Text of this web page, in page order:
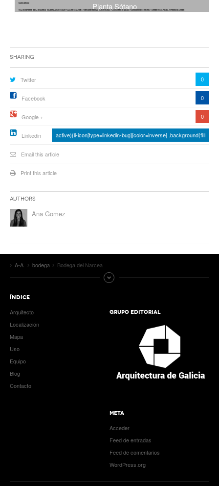
Planta Sótano
Sharing
Twitter 0
Facebook 0
Google + 0
Linkedin active){li-icon[type=linkedin-bug][color=inverse] .background{fill
Email this article
Print this article
Authors
Ana Gomez
A-A bodega Bodega del Narcea
ÍNDICE
Arquitecto
Localización
Mapa
Uso
Equipo
Blog
Contacto
GRUPO EDITORIAL
META
Acceder
Feed de entradas
Feed de comentarios
WordPress.org